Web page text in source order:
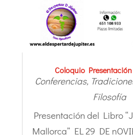
Coloquio
Conferencias,
Filosofía
Presentación del Libro
Mallorca” EL 29 DE